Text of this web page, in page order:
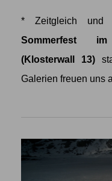
* Zeitgleich und
Sommerfest
(Klosterwall 13)
Galerien freuen uns